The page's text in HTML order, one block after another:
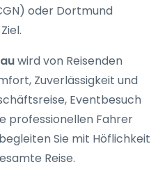
oder Dortmund
wird von Reisenden
Zuverlässigkeit und
Eventbesuch
professionellen Fahrer
Sie mit Höflichkeit
Reise.